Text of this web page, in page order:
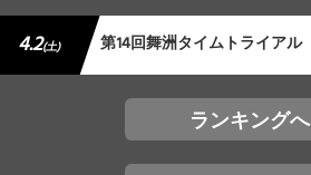
4.2(土) 第14回舞洲タイムトライアル
ランキングへ